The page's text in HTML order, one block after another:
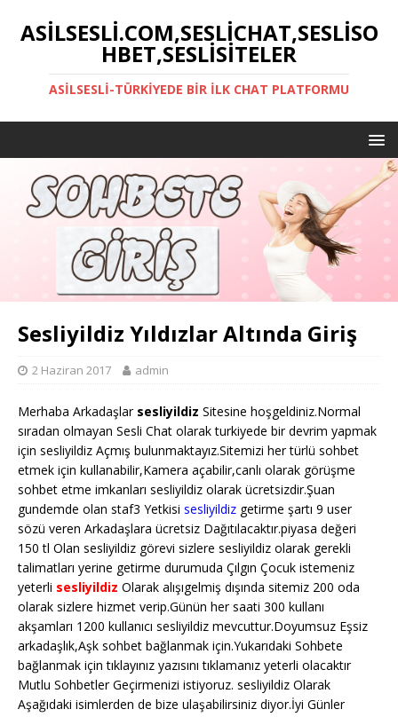
ASILSESLI.COM,SESLICHAT,SESLISO
HBET,SESLISITELER
ASILSESLI-TÜRKIYEDE BIR İLK CHAT PLATFORMU
Sesliyildiz Yıldızlar Altında Giriş
2 Haziran 2017 admin
Merhaba Arkadaşlar sesliyildiz Sitesine hoşgeldiniz.Normal
sıradan olmayan Sesli Chat olarak turkiyede bir devrim yapmak
için sesliyildiz Açmış bulunmaktayız.Sitemizi her türlü sohbet
etmek için kullanabilir,Kamera açabilir,canlı olarak görüşme
sohbet etme imkanları sesliyildiz olarak ücretsizdir.Şuan
gundemde olan staf3 Yetkisi sesliyildiz getirme şartı 9 user
sözü veren Arkadaşlara ücretsiz Dağıtılacaktır.piyasa değeri
150 tl Olan sesliyildiz görevi sizlere sesliyildiz olarak gerekli
talimatları yerine getirme durumuda Çılgın Çocuk istemeniz
yeterli sesliyildiz Olarak alışıgelmiş dışında sitemiz 200 oda
olarak sizlere hizmet verip.Günün her saati 300 kullanı
akşamları 1200 kullanıcı sesliyildiz mevcuttur.Doyumsuz Eşsiz
arkadaşlık,Aşk sohbet bağlanmak için.Yukarıdaki Sohbete
bağlanmak için tıklayınız yazısını tıklamanız yeterli olacaktır
Mutlu Sohbetler Geçirmenizi istiyoruz. sesliyildiz Olarak
Aşağıdaki isimlerden de bize ulaşabilirsiniz diyor.İyi Günler